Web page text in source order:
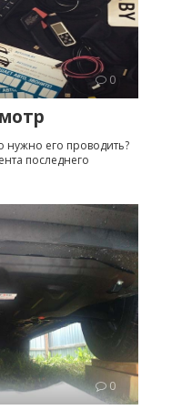
0
нужно его проводить?
последнего
0